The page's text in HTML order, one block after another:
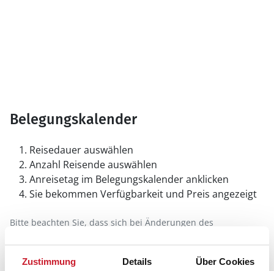
Zustimmung Details Über Cookies
Belegungskalender
Reisedauer auswählen
Anzahl Reisende auswählen
Anreisetag im Belegungskalender anklicken
Sie bekommen Verfügbarkeit und Preis angezeigt
Bitte beachten Sie, dass sich bei Änderungen des
Hausbeschreibung und/oder der Ausstattung ergeben
können.